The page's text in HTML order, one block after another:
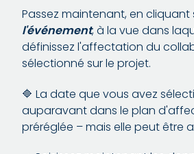
Passez maintenant, en cliquant
l'événement, à la vue dans
définissez l'affectation du
sélectionné sur le projet.
🔷 La date que vous avez
auparavant dans le plan
préréglée – mais elle peut être